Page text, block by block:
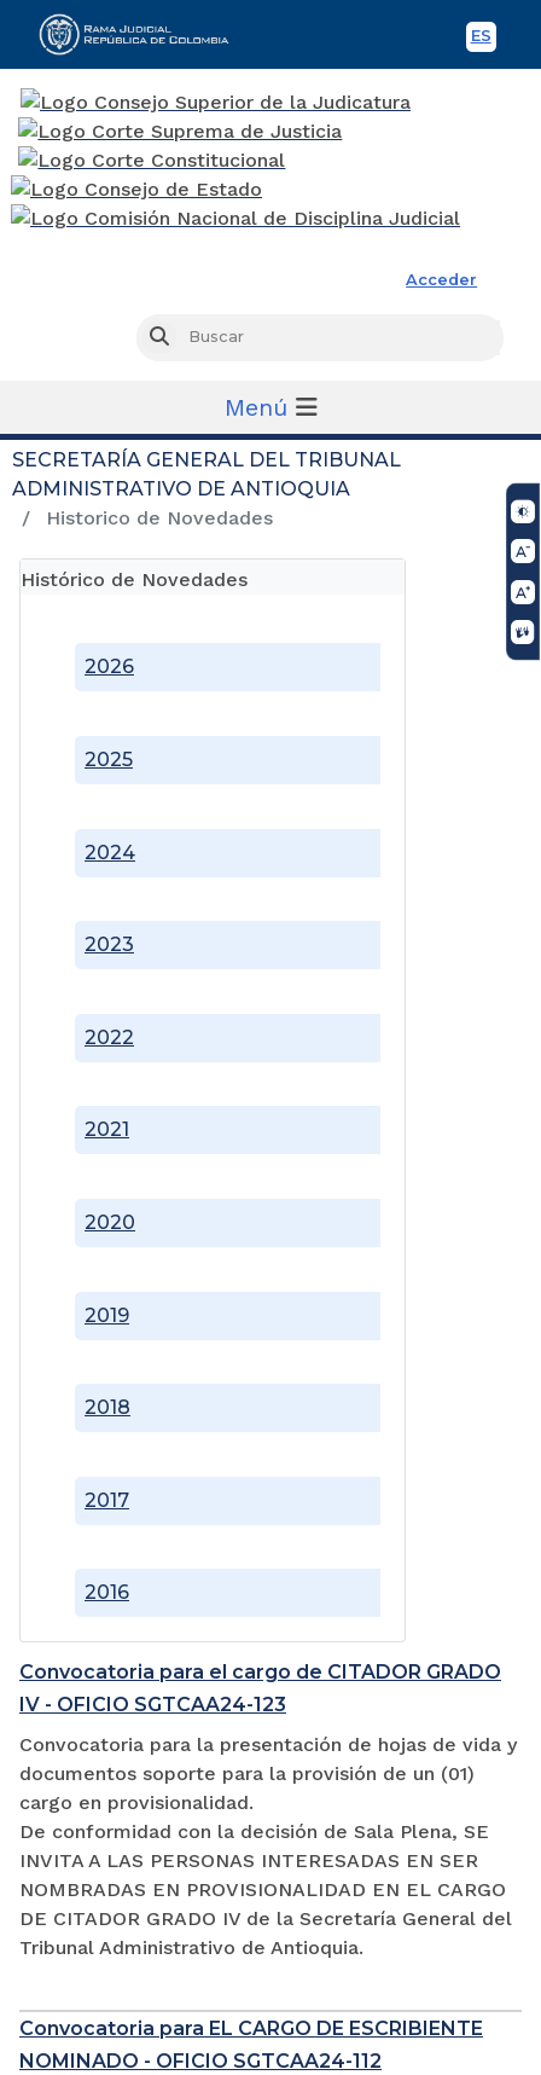
ES
Acceder
Buscar
Menú
SECRETARÍA GENERAL DEL TRIBUNAL
ADMINISTRATIVO DE ANTIOQUIA
Historico de Novedades
Histórico de Novedades
2016
2017
2018
2019
2020
2021
2022
2023
2024
2025
2026
Convocatoria para el cargo de CITADOR GRADO
IV - OFICIO SGTCAA24-123
Convocatoria para la presentación de hojas de vida y
documentos soporte para la provisión de un (01)
cargo en provisionalidad.
De conformidad con la decisión de Sala Plena, SE
INVITA A LAS PERSONAS INTERESADAS EN SER
NOMBRADAS EN PROVISIONALIDAD EN EL CARGO
DE CITADOR GRADO IV de la Secretaría General del
Tribunal Administrativo de Antioquia.
Convocatoria para EL CARGO DE ESCRIBIENTE
NOMINADO - OFICIO SGTCAA24-112